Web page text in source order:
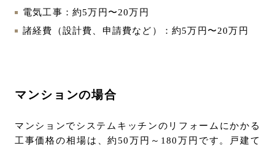
電気工事：約5万円〜20万円
諸経費（設計費、申請費など）：約5万円〜20万円
マンションの場合
マンションでシステムキッチンのリフォームにかかる
工事価格の相場は、約50万円～180万円です。戸建て